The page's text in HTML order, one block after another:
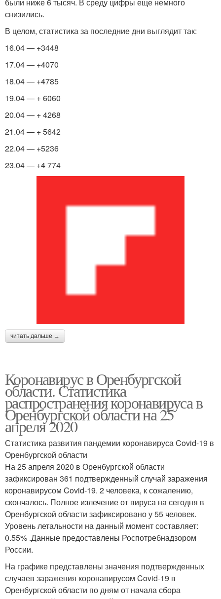
снизились.
В целом, статистика за последние дни выглядит так:
16.04 — +3448
17.04 — +4070
18.04 — +4785
19.04 — + 6060
20.04 — + 4268
21.04 — + 5642
22.04 — +5236
23.04 — +4 774
читать дальше →
Коронавирус в Оренбургской
области. Статистика
распространения коронавируса в
Оренбургской области на 25
апреля 2020
Статистика развития пандемии коронавируса Covid-19 в
Оренбургской области
На 25 апреля 2020 в Оренбургской области
зафиксирован 361 подтвержденный случай заражения
коронавирусом Covid-19. 2 человека, к сожалению,
скончалось. Полное излечение от вируса на сегодня в
Оренбургской области зафиксировано у 55 человек.
Уровень летальности на данный момент составляет:
0.55% .Данные предоставлены Роспотребнадзором
России.
На графике представлены значения подтвержденных
случаев заражения коронавирусом Covid-19 в
Оренбургской области по дням от начала сбора